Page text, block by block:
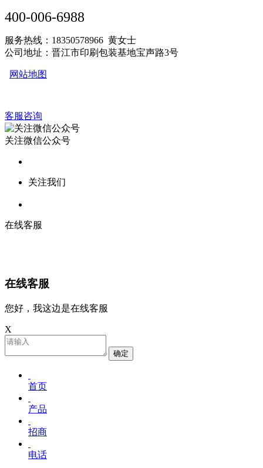
400-006-6988
服务热线：18350578966 黄女士
公司地址：晋江市印刷包装基地宝声路3号
网站地图
客服咨询
关注微信公众号
关注我们
在线客服
在线客服
您好，我这边是在线客服
X
确定
首页
产品
招商
电话